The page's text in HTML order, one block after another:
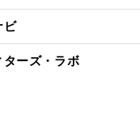
ビ
ーズ・ラボ